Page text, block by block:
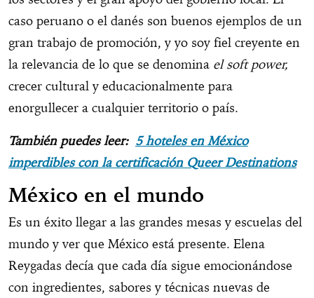
caso peruano o el danés son buenos ejemplos de un
gran trabajo de promoción, y yo soy fiel creyente en
la relevancia de lo que se denomina el soft power,
crecer cultural y educacionalmente para
enorgullecer a cualquier territorio o país.
También puedes leer: 5 hoteles en México
imperdibles con la certificación Queer Destinations
México en el mundo
Es un éxito llegar a las grandes mesas y escuelas del
mundo y ver que México está presente. Elena
Reygadas decía que cada día sigue emocionándose
con ingredientes, sabores y técnicas nuevas de